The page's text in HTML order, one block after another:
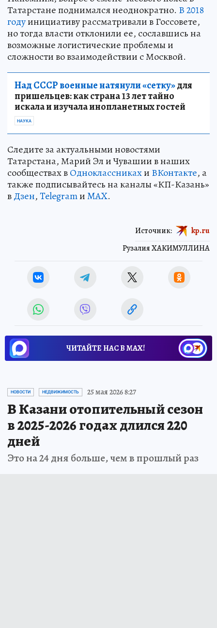
Татарстане поднимался неоднократно. В 2018
годуинициативу рассматривали в Госсовете,
но тогда власти отклонили ее, сославшись на
возможные логистические проблемы и
сложности во взаимодействии с Москвой.
Над СССР военные натянули «сетку»для
пришельцев: как страна 13 лет тайно
искала и изучала инопланетных гостей
НАУКА
Следите за актуальными новостями
Татарстана, Марий Эл и Чувашии в наших
сообществах вОдноклассникахи ВКонтакте, а
также подписывайтесь на каналы «КП-Казань»
вДзен,TelegramиMAX.
Рузалия ХАКИМУЛЛИНА
Источник: kp.ru
ЧИТАЙТЕ НАС В МАХ!
НОВОСТИ НЕДВИЖИМОСТЬ 25 мая 2026 8:27
В Казани отопительный сезон
в 2025-2026 годах длился 220
дней
Это на 24 дня больше, чем в прошлый раз